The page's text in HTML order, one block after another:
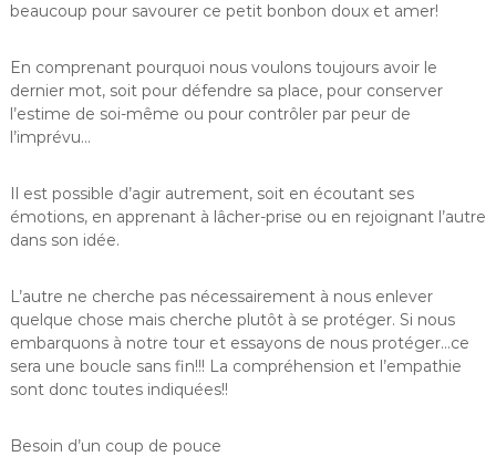
beaucoup pour savourer ce petit bonbon doux et amer!
En comprenant pourquoi nous voulons toujours avoir le
dernier mot, soit pour défendre sa place, pour conserver
l’estime de soi-même ou pour contrôler par peur de
l’imprévu…
Il est possible d’agir autrement, soit en écoutant ses
émotions, en apprenant à lâcher-prise ou en rejoignant l’autre
dans son idée.
L’autre ne cherche pas nécessairement à nous enlever
quelque chose mais cherche plutôt à se protéger. Si nous
embarquons à notre tour et essayons de nous protéger…ce
sera une boucle sans fin!!! La compréhension et l’empathie
sont donc toutes indiquées!!
Besoin d’un coup de pouce